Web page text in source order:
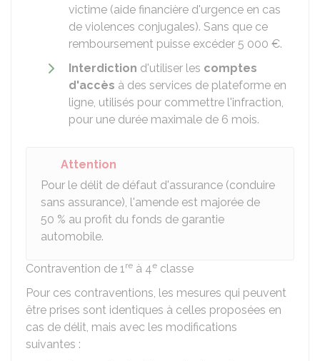
victime (aide financière d'urgence en cas
de violences conjugales). Sans que ce
remboursement puisse excéder 5 000 €.
Interdiction d'utiliser les comptes
d'accès à des services de plateforme en
ligne, utilisés pour commettre l'infraction,
pour une durée maximale de 6 mois.
Attention
Pour le délit de défaut d'assurance (conduire
sans assurance), l'amende est majorée de
50 % au profit du fonds de garantie
automobile.
Contravention de 1re à 4e classe
Pour ces contraventions, les mesures qui peuvent
être prises sont identiques à celles proposées en
cas de délit, mais avec les modifications
suivantes :